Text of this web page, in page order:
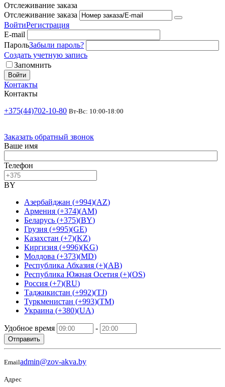
Отслеживание заказа
Отслеживание заказа
ВойтиРегистрация
E-mail
ПарольЗабыли пароль?
Создать учетную запись
Запомнить
Войти
Контакты
Контакты
+375(44)702-10-80 Вт-Вс: 10:00-18:00
Заказать обратный звонок
Ваше имя
Телефон
BY
Азербайджан (+994)(AZ)
Армения (+374)(AM)
Беларусь (+375)(BY)
Грузия (+995)(GE)
Казахстан (+7)(KZ)
Киргизия (+996)(KG)
Молдова (+373)(MD)
Республика Абхазия (+)(AB)
Республика Южная Осетия (+)(OS)
Россия (+7)(RU)
Таджикистан (+992)(TJ)
Туркменистан (+993)(TM)
Украина (+380)(UA)
Удобное время -
Отправить
Emailadmin@zov-akva.by
Адрес